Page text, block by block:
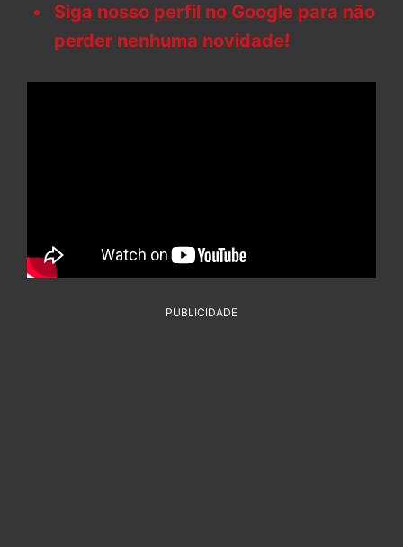
Siga nosso perfil no Google para não
perder nenhuma novidade!
PUBLICIDADE